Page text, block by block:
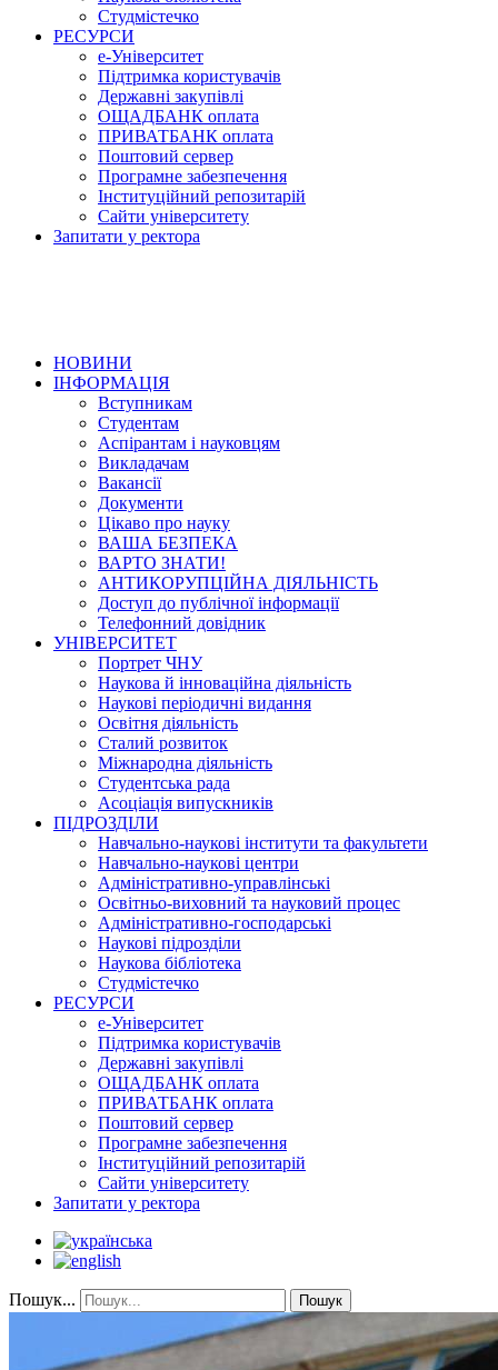
Студмістечко
РЕСУРСИ
е-Університет
Підтримка користувачів
Державні закупівлі
ОЩАДБАНК оплата
ПРИВАТБАНК оплата
Поштовий сервер
Програмне забезпечення
Інституційний репозитарій
Сайти університету
Запитати у ректора
НОВИНИ
ІНФОРМАЦІЯ
Вступникам
Студентам
Аспірантам і науковцям
Викладачам
Вакансії
Документи
Цікаво про науку
ВАША БЕЗПЕКА
ВАРТО ЗНАТИ!
АНТИКОРУПЦІЙНА ДІЯЛЬНІСТЬ
Доступ до публічної інформації
Телефонний довідник
УНІВЕРСИТЕТ
Портрет ЧНУ
Наукова й інноваційна діяльність
Наукові періодичні видання
Освітня діяльність
Сталий розвиток
Міжнародна діяльність
Студентська рада
Асоціація випускників
ПІДРОЗДІЛИ
Навчально-наукові інститути та факультети
Навчально-наукові центри
Адміністративно-управлінські
Освітньо-виховний та науковий процес
Адміністративно-господарські
Наукові підрозділи
Наукова бібліотека
Студмістечко
РЕСУРСИ
е-Університет
Підтримка користувачів
Державні закупівлі
ОЩАДБАНК оплата
ПРИВАТБАНК оплата
Поштовий сервер
Програмне забезпечення
Інституційний репозитарій
Сайти університету
Запитати у ректора
Пошук... Пошук